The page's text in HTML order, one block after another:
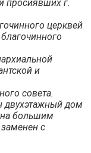
просиявших г.
церквей
и
совета.
двухэтажный дом
большим
с